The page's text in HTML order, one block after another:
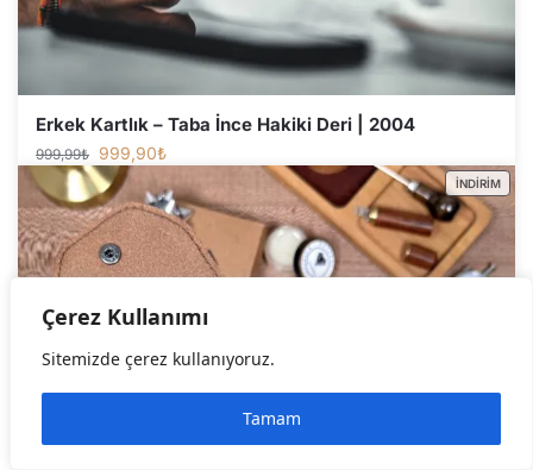
Çerez Kullanımı
Sitemizde çerez kullanıyoruz.
Tamam
Erkek Kartlık – Taba İnce Hakiki Deri | 2004
999,99₺ 999,90₺
İNDIRIM